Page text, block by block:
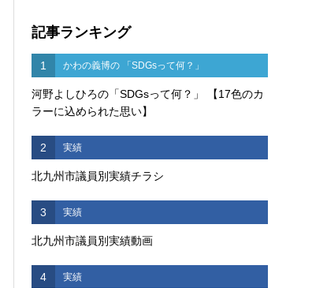
記事ランキング
1 かわの義博の 「SDGsって何？」
河野よしひろの「SDGsって何？」 【17色のカ
ラーに込められた思い】
2 実績
北九州市議員別実績チラシ
3 実績
北九州市議員別実績動画
4 実績